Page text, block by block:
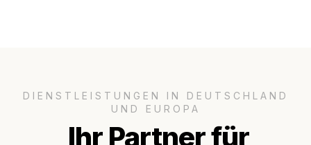
DIENSTLEISTUNGEN IN DEUTSCHLAND
UND EUROPA
Ihr Partner für